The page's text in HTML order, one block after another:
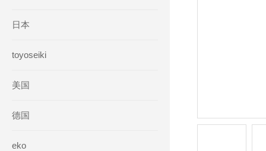
日本
toyoseiki
美国
德国
eko